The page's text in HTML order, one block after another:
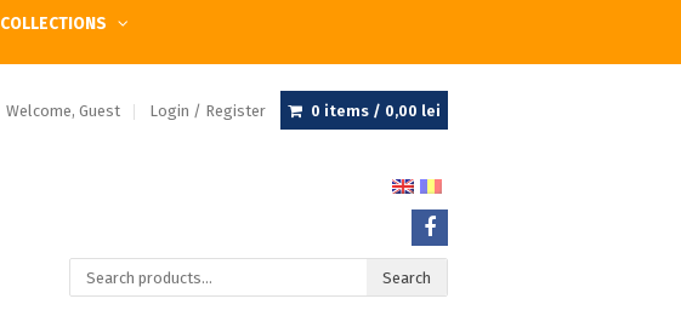
COLLECTIONS
Welcome, Guest Login / Register 0 items / 0,00 lei
Search
for:
Search